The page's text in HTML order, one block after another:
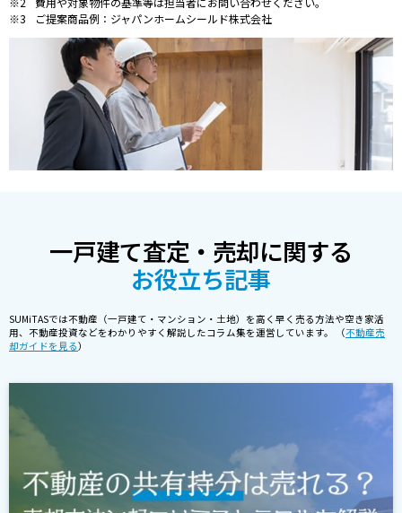
ご提案商品例：ジャパンホームシールド株式会社
一戸建て査定・売却に関する
お役立ち記事
SUMiTASでは不動産（一戸建て・マンション・土地）を高く早く売る方法や空き家活
用、不動産投資などをわかりやすく解説したコラム集を運営しています。 （不動産売
却ガイドを見る）